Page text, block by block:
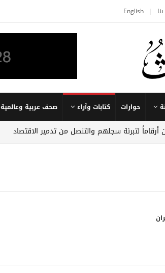
English
حوارات كتابات وآراء صحف عربية وعالمية
أرقاماً لتبرئة سجلهم والتنصل من تدمير الاقتصاد